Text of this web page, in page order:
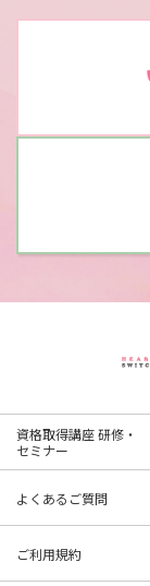
資格取得講座 研修・
セミナー
よくあるご質問
ご利用規約